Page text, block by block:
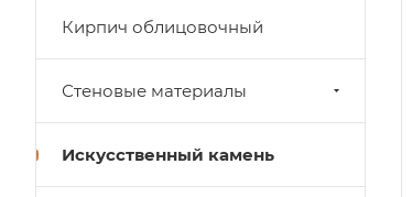
Кирпич облицовочный
Стеновые материалы
Искусственный камень